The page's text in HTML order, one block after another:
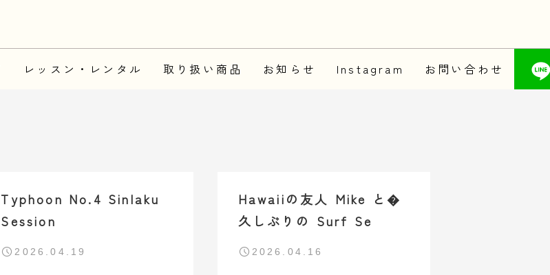
レッスン・レンタル 取り扱い商品 お知らせ Instagram お問い合わせ
News
Typhoon No.4 Sinlaku
Session
2026.04.19
Hawaiiの友人 Mike と�
久しぶりの Surf Se
2026.04.16